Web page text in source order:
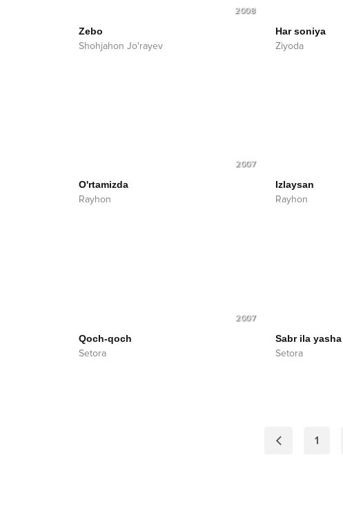
2008
Zebo
Shohjahon Jo'rayev
Har soniya
Ziyoda
2007
O'rtamizda
Rayhon
Izlaysan
Rayhon
2007
Qoch-qoch
Setora
Sabr ila yasha
Setora
1